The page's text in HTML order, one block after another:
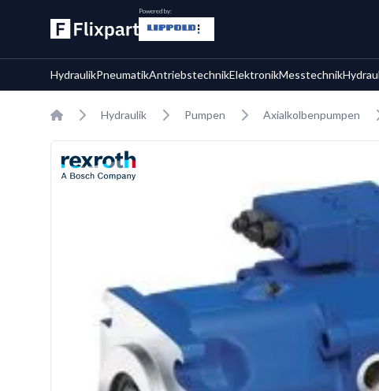
Powered by:
HydraulikPneumatikAntriebstechnikElektronikMesstechnik
Home Hydraulik Pumpen Axialkolbenpumpen